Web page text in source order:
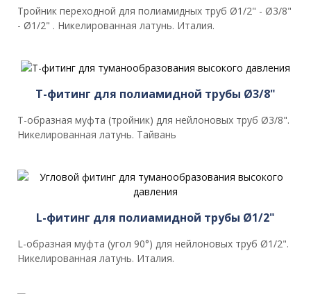
Тройник переходной для полиамидных труб Ø1/2" - Ø3/8"
- Ø1/2" . Никелированная латунь. Италия.
T-фитинг для полиамидной трубы Ø3/8"
T-образная муфта (тройник) для нейлоновых труб Ø3/8".
Никелированная латунь. Тайвань
L-фитинг для полиамидной трубы Ø1/2"
L-образная муфта (угол 90°) для нейлоновых труб Ø1/2".
Никелированная латунь. Италия.